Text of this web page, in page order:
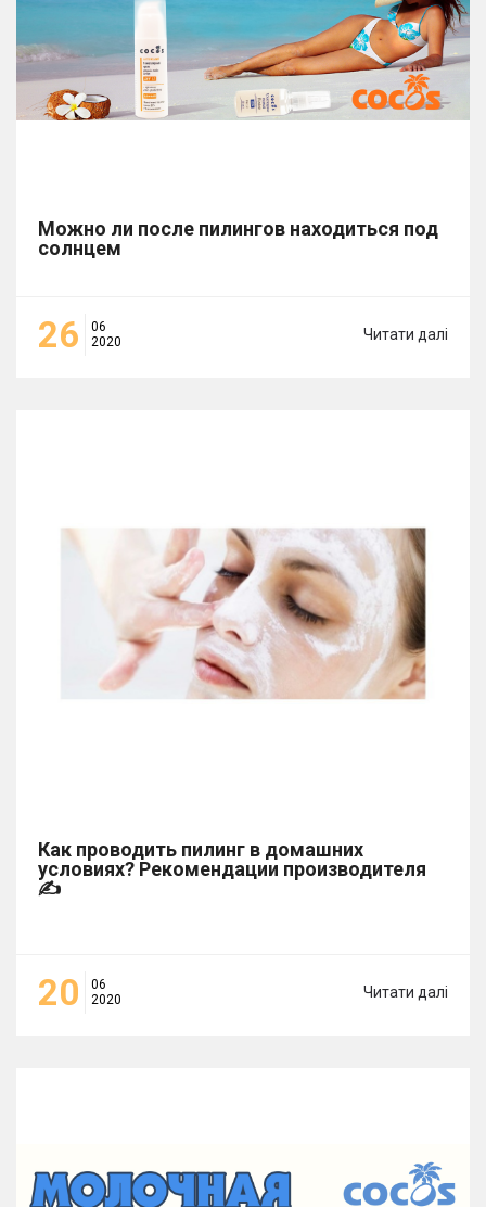
Можно ли после пилингов находиться под
солнцем
26
06
2020
Читати далі
Как проводить пилинг в домашних
условиях? Рекомендации производителя
✍
20
06
2020
Читати далі